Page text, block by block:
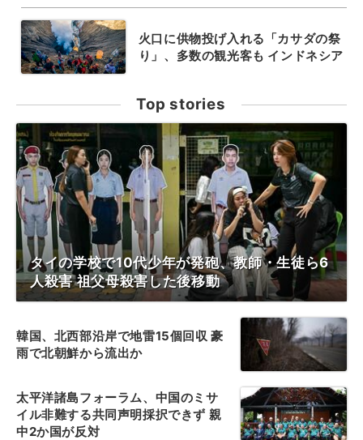
火口に供物投げ入れる「カサダの祭
り」、多数の観光客も インドネシア
Top stories
タイの学校で10代少年が発砲、教師・生徒ら6
人殺害 祖父母殺害した後移動
韓国、北西部沿岸で地雷15個回収 豪
雨で北朝鮮から流出か
太平洋諸島フォーラム、中国のミサ
イル非難する共同声明採択できず 親
中2か国が反対